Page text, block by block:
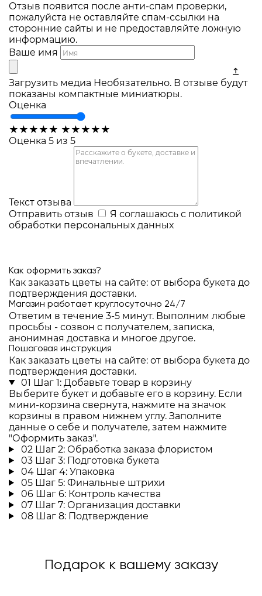
Отзыв появится после анти-спам проверки,
пожалуйста не оставляйте спам-ссылки на
сторонние сайты и не предоставляйте ложную
информацию.
Ваше имя
Загрузить медиа Необязательно. В отзыве будут
показаны компактные миниатюры.
Оценка
★ ★ ★ ★ ★ ★ ★ ★ ★ ★
Оценка 5 из 5
Текст отзыва
Отправить отзыв
Я соглашаюсь с политикой
обработки персональных данных
Как оформить заказ?
Как заказать цветы на сайте: от выбора букета до
подтверждения доставки.
Магазин работает круглосуточно 24/7
Ответим в течение 3-5 минут. Выполним любые
просьбы - созвон с получателем, записка,
анонимная доставка и многое другое.
Пошаговая инструкция
Как заказать цветы на сайте: от выбора букета до
подтверждения доставки.
01 Шаг 1: Добавьте товар в корзину
Выберите букет и добавьте его в корзину. Если
мини-корзина свернута, нажмите на значок
корзины в правом нижнем углу. Заполните
данные о себе и получателе, затем нажмите
"Оформить заказ".
02 Шаг 2: Обработка заказа флористом
03 Шаг 3: Подготовка букета
04 Шаг 4: Упаковка
05 Шаг 5: Финальные штрихи
06 Шаг 6: Контроль качества
07 Шаг 7: Организация доставки
08 Шаг 8: Подтверждение
Подарок к вашему заказу